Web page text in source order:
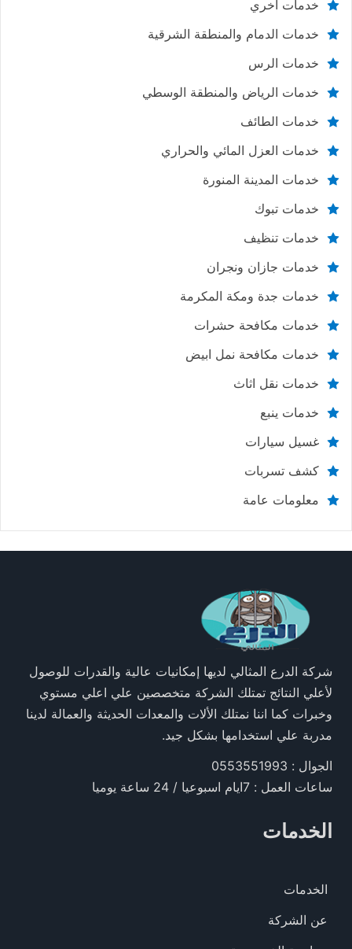
خدمات اخري
خدمات الدمام والمنطقة الشرقية
خدمات الرس
خدمات الرياض والمنطقة الوسطي
خدمات الطائف
خدمات العزل المائي والحراري
خدمات المدينة المنورة
خدمات تبوك
خدمات تنظيف
خدمات جازان ونجران
خدمات جدة ومكة المكرمة
خدمات مكافحة حشرات
خدمات مكافحة نمل ابيض
خدمات نقل اثاث
خدمات ينبع
غسيل سيارات
كشف تسربات
معلومات عامة
شركة الدرع المثالي لديها إمكانيات عالية والقدرات للوصول
لأعلي النتائج تمتلك الشركة متخصصين علي اعلي مستوي
وخبرات كما اننا نمتلك الألات والمعدات الحديثة والعمالة لدينا
مدربة علي استخدامها بشكل جيد.
الجوال : 0553551993
ساعات العمل : 7ايام اسبوعيا / 24 ساعة يوميا
الخدمات
الخدمات
عن الشركة